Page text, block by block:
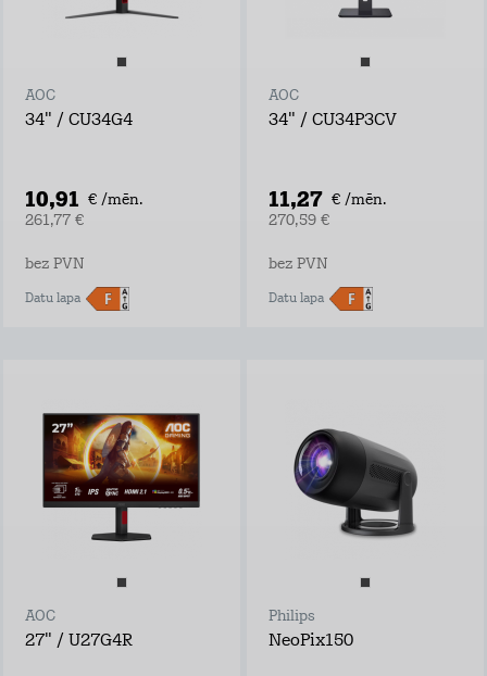
AOC
34" / CU34G4
10,91 € /mēn.
261,77 €
bez PVN
Datu lapa
AOC
34" / CU34P3CV
11,27 € /mēn.
270,59 €
bez PVN
Datu lapa
AOC
27" / U27G4R
Philips
NeoPix150